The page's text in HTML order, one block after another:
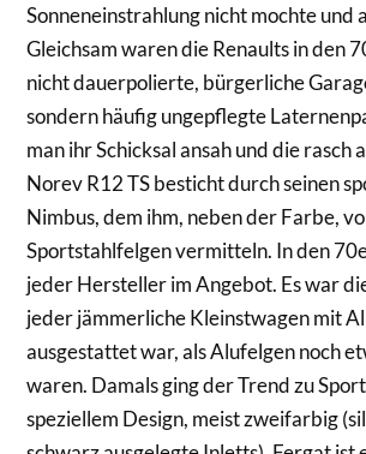
Sonneneinstrahlung nicht mochte und
Gleichsam waren die Renaults in den
nicht dauerpolierte, bürgerliche
sondern häufig ungepflegte
man ihr Schicksal ansah und die rasch
Norev R12 TS besticht durch seinen
Nimbus, dem ihm, neben der Farbe,
Sportstahlfelgen vermitteln. In den
jeder Hersteller im Angebot. Es war
jeder jämmerliche Kleinstwagen mit
ausgestattet war, als Alufelgen noch
waren. Damals ging der Trend zu
speziellem Design, meist zweifarbig